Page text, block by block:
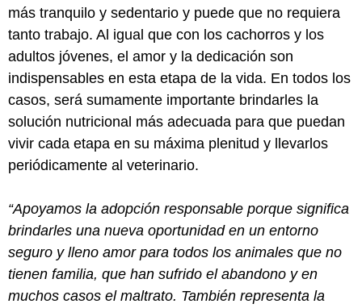
más tranquilo y sedentario y puede que no requiera
tanto trabajo. Al igual que con los cachorros y los
adultos jóvenes, el amor y la dedicación son
indispensables en esta etapa de la vida. En todos los
casos, será sumamente importante brindarles la
solución nutricional más adecuada para que puedan
vivir cada etapa en su máxima plenitud y llevarlos
periódicamente al veterinario.
“Apoyamos la adopción responsable porque significa
brindarles una nueva oportunidad en un entorno
seguro y lleno amor para todos los animales que no
tienen familia, que han sufrido el abandono y en
muchos casos el maltrato. También representa la